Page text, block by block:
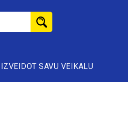
IZVEIDOT SAVU VEIKALU